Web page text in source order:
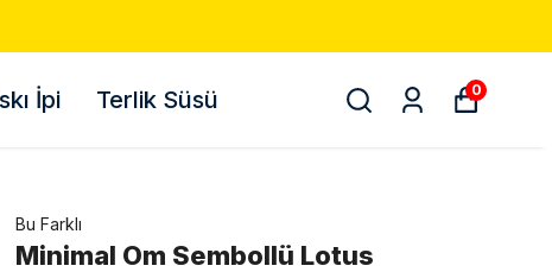
İpi Terlik Süsü 0
Bu Farklı
Minimal Om Sembollü Lotus